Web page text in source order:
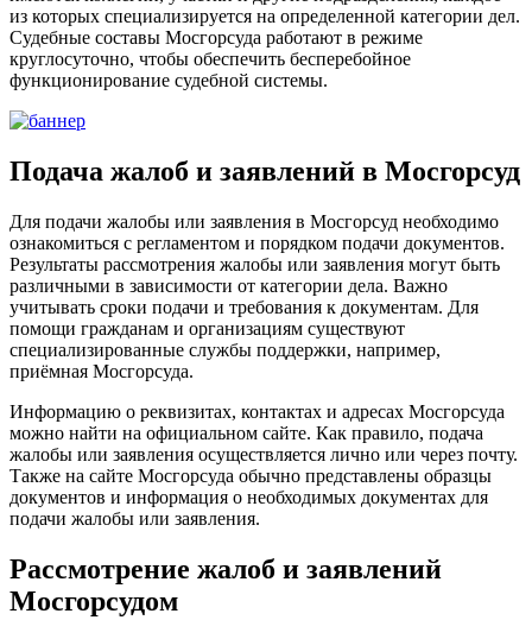
из которых специализируется на определенной категории дел.
Судебные составы Мосгорсуда работают в режиме
круглосуточно, чтобы обеспечить бесперебойное
функционирование судебной системы.
Подача жалоб и заявлений в Мосгорсуд
Для подачи жалобы или заявления в Мосгорсуд необходимо
ознакомиться с регламентом и порядком подачи документов.
Результаты рассмотрения жалобы или заявления могут быть
различными в зависимости от категории дела. Важно
учитывать сроки подачи и требования к документам. Для
помощи гражданам и организациям существуют
специализированные службы поддержки, например,
приёмная Мосгорсуда.
Информацию о реквизитах, контактах и адресах Мосгорсуда
можно найти на официальном сайте. Как правило, подача
жалобы или заявления осуществляется лично или через почту.
Также на сайте Мосгорсуда обычно представлены образцы
документов и информация о необходимых документах для
подачи жалобы или заявления.
Рассмотрение жалоб и заявлений
Мосгорсудом